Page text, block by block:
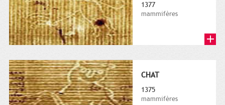
1377
mammifères
CHAT
1375
mammifères